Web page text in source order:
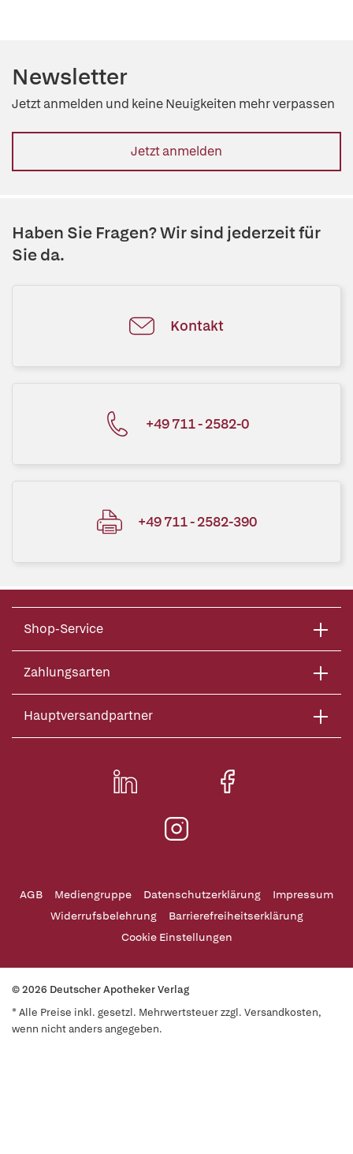
Newsletter
Jetzt anmelden und keine Neuigkeiten mehr verpassen
Jetzt anmelden
Haben Sie Fragen? Wir sind jederzeit für
Sie da.
Kontakt
+49 711 - 2582-0
+49 711 - 2582-390
Shop-Service
Zahlungsarten
Hauptversandpartner
AGB Mediengruppe Datenschutzerklärung
Impressum
Widerrufsbelehrung
Barrierefreiheitserklärung
Cookie Einstellungen
© 2026 Deutscher Apotheker Verlag
* Alle Preise inkl. gesetzl. Mehrwertsteuer zzgl. Versandkosten,
wenn nicht anders angegeben.